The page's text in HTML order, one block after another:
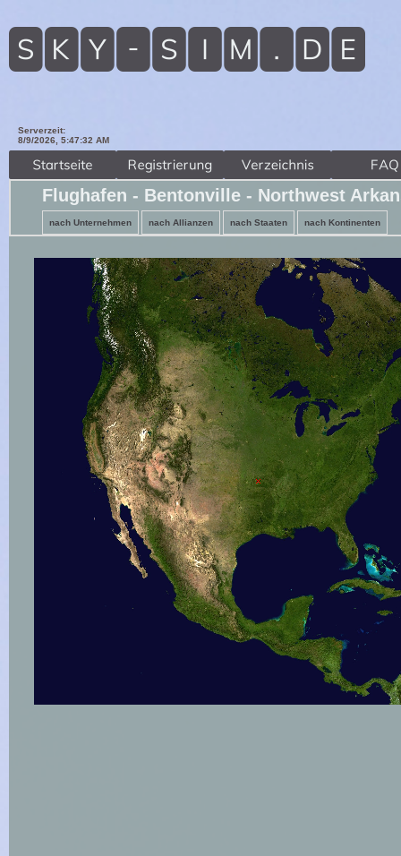
Serverzeit:
8/9/2026, 5:47:34 AM
Flughafen - Bentonville - Northwest
nach Unternehmen nach Allianzen nach Staaten nach Kontinenten